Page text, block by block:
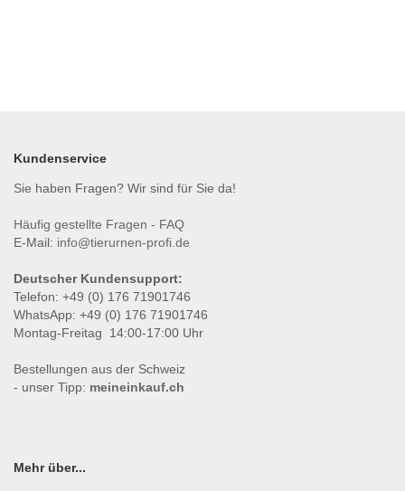
Kundenservice
Sie haben Fragen? Wir sind für Sie da!
Häufig gestellte Fragen - FAQ
E-Mail: info@tierurnen-profi.de
Deutscher Kundensupport:
Telefon: +49 (0) 176 71901746
WhatsApp: +49 (0) 176 71901746
Montag-Freitag 14:00-17:00 Uhr
Bestellungen aus der Schweiz
- unser Tipp: meineinkauf.ch
Mehr über...